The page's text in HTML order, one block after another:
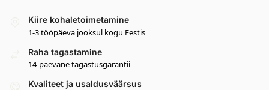
Kiire kohaletoimetamine
1-3 tööpäeva jooksul kogu Eestis
Raha tagastamine
14-päevane tagastusgarantii
Kvaliteet ja usaldusväärsus